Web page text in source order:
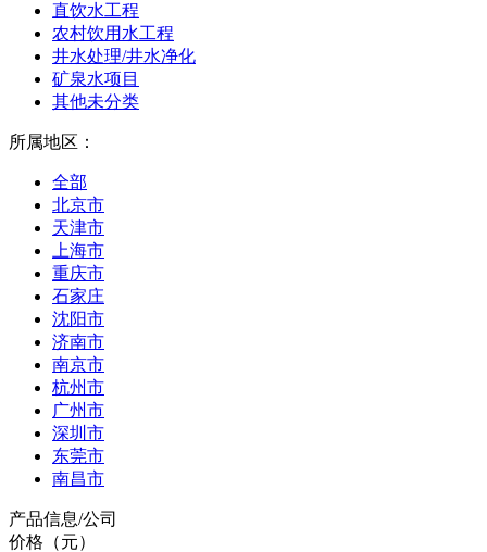
直饮水工程
农村饮用水工程
井水处理/井水净化
矿泉水项目
其他未分类
所属地区：
全部
北京市
天津市
上海市
重庆市
石家庄
沈阳市
济南市
南京市
杭州市
广州市
深圳市
东莞市
南昌市
产品信息/公司
价格（元）